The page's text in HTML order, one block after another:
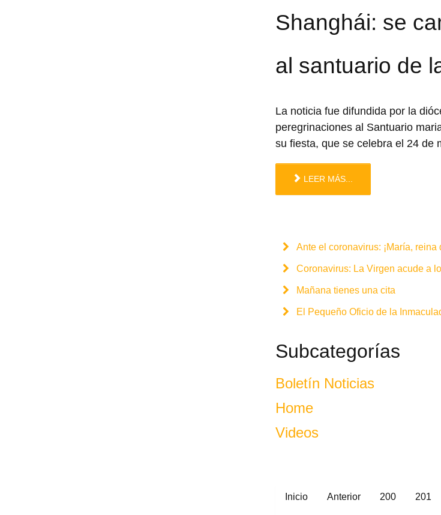
Shanghái: se
al santuario de
La noticia fue difundida por la
peregrinaciones al Santuario
su fiesta, que se celebra el 24 de
LEER MÁS...
Ante el coronavirus: ¡María, reina
Coronavirus: La Virgen acude a
Mañana tienes una cita
El Pequeño Oficio de la
Subcategorías
Boletín Noticias
Home
Videos
Inicio Anterior 200 201